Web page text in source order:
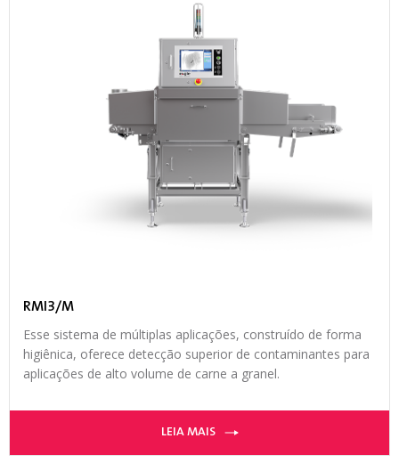
RMI3/M
Esse sistema de múltiplas aplicações, construído de forma
higiênica, oferece detecção superior de contaminantes para
aplicações de alto volume de carne a granel.
LEIA MAIS